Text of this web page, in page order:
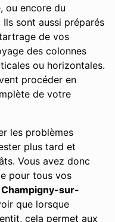
ou encore du
sont aussi préparés
de vos
des colonnes
ou horizontales.
procéder en
de votre
les problèmes
plus tard et
Vous avez donc
pour tous vos
Champigny-sur-
que lorsque
cela permet aux